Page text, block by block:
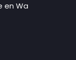
en Wa